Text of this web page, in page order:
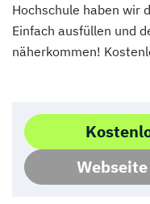
Hochschule haben wir
Einfach ausfüllen und
näherkommen!